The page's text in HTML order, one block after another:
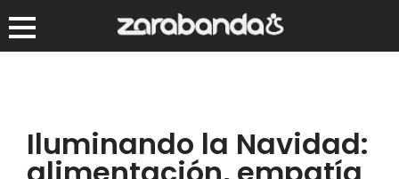
Iluminando la Navidad: